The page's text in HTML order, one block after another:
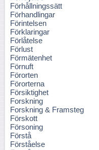
Förhållningssätt
Förhandlingar
Förintelsen
Förklaringar
Förlåtelse
Förlust
Förmätenhet
Förnuft
Förorten
Förorterna
Försiktighet
Forskning
Forskning & Framsteg
Förskott
Försoning
Förstå
Förståelse